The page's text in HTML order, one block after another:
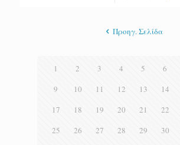
Προηγ. Σελίδα
1 2 3 4 5 6
9
10 11 12 13 14
17
18 19 20 21 22
25
26 27 28 29 30